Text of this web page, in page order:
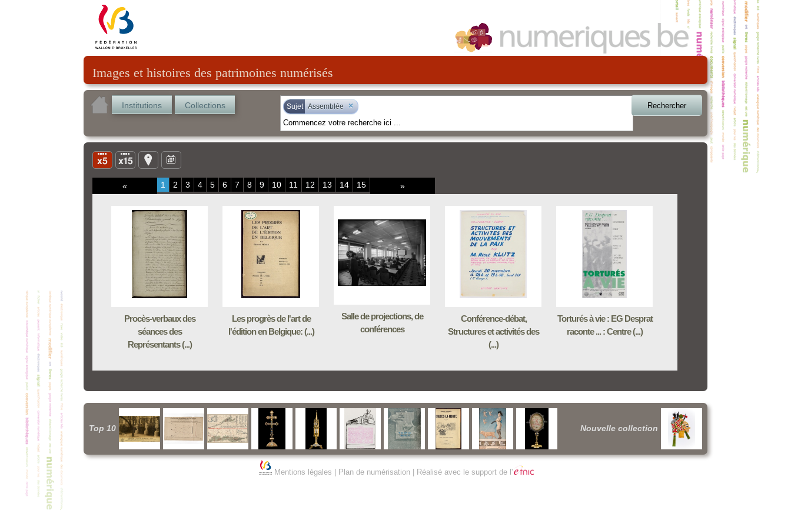
Images et histoires des patrimoines numérisés
Institutions Collections Sujet Assemblée × Rechercher
« 1 2 3 4 5 6 7 8 9 10 11 12 13 14 15 »
Procès-verbaux des
séances des
Représentants (...)
Les progrès de l'art de
l'édition en Belgique: (...)
Salle de projections, de
conférences
Conférence-débat,
Structures et activités des
(...)
Torturés à vie : EG Desprat
raconte ... : Centre (...)
Top 10 Nouvelle collection
Mentions légales Plan de numérisation| Réalisé avec le support de l'